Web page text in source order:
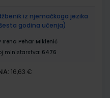
iz njemačkoga jezika
godina učenja)
Pehar Miklenić
ministarstva: 6476
16,63 €